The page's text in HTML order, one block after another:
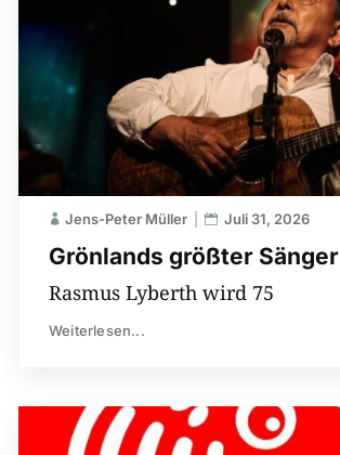
Grönlands größter Sänger
Jens-Peter Müller Juli 31, 2026
Rasmus Lyberth wird 75
Weiterlesen...